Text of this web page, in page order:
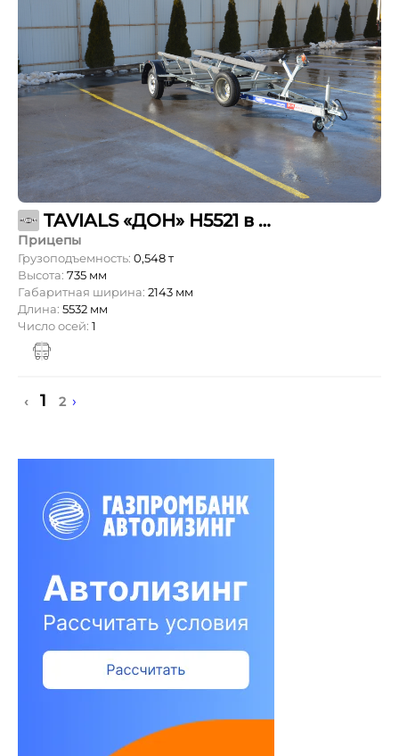
TAVIALS «ДОН» Н5521 в комплекте с ложементами
Прицепы
Грузоподъемность: 0,548 т
Высота: 735 мм
Габаритная ширина: 2143 мм
Длина: 5532 мм
Число осей: 1
‹ 1 2 ›